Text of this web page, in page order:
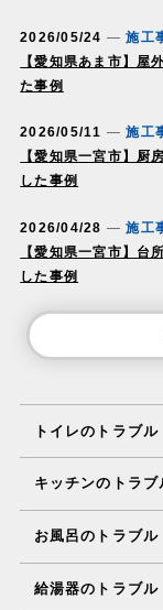
2026/05/24
施工
【愛知県あま市】屋
た事例
2026/05/11
施工
【愛知県一宮市】厨
した事例
2026/04/28
施工
【愛知県一宮市】
した事例
トイレのトラブル
キッチンのトラブ
お風呂のトラブル
給湯器のトラブル